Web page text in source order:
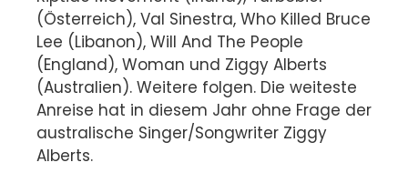
(Österreich), Val Sinestra, Who Killed Bruce
Lee (Libanon), Will And The People
(England), Woman und Ziggy Alberts
(Australien). Weitere folgen. Die weiteste
Anreise hat in diesem Jahr ohne Frage der
australische Singer/Songwriter Ziggy
Alberts.